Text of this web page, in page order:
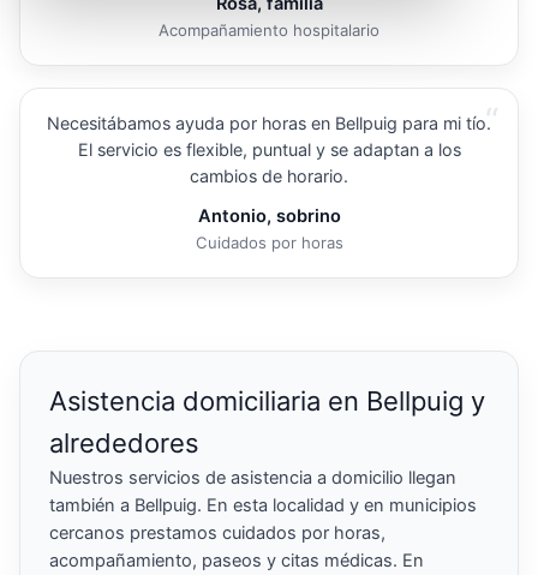
Acompañamiento hospitalario
“
Necesitábamos ayuda por horas en Bellpuig para mi tío.
El servicio es flexible, puntual y se adaptan a los
cambios de horario.
Antonio, sobrino
Cuidados por horas
Asistencia domiciliaria en Bellpuig y
alrededores
Nuestros servicios de asistencia a domicilio llegan
también a Bellpuig. En esta localidad y en municipios
cercanos prestamos cuidados por horas,
acompañamiento, paseos y citas médicas. En